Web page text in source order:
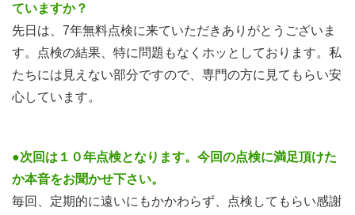
ていますか？
先日は、7年無料点検に来ていただきありがとうございま
す。点検の結果、特に問題もなくホッとしております。私
たちには見えない部分ですので、専門の方に見てもらい安
心しています。
●次回は１０年点検となります。今回の点検に満足頂けた
か本音をお聞かせ下さい。
毎回、定期的に遠いにもかかわらず、点検してもらい感謝